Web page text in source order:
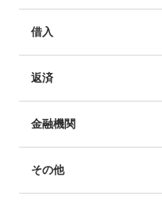
借入
返済
金融機関
その他